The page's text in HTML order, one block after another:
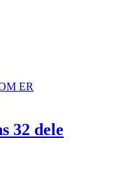
ER
32 dele